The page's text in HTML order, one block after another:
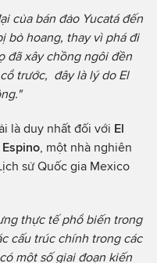
của bán đảo Yucatá đến
bỏ hoang, thay vì phá đi
đã xây chồng ngôi đền
trước, đây là lý do El
là duy nhất đối với El
, một nhà nghiên
sử Quốc gia Mexico
thực tế phổ biến trong
cấu trúc chính trong các
một số giai đoạn kiến